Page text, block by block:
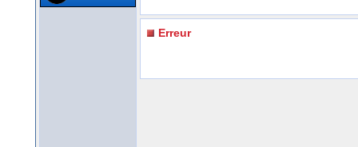
Erreur